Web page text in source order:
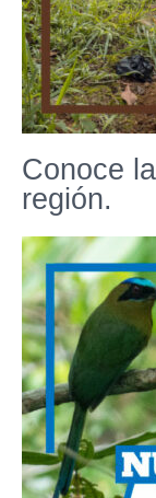
Conoce
región.